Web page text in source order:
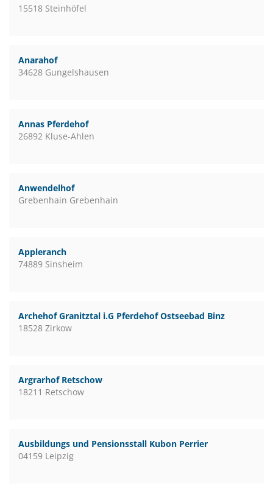
15518 Steinhöfel
Anarahof
34628 Gungelshausen
Annas Pferdehof
26892 Kluse-Ahlen
Anwendelhof
Grebenhain Grebenhain
Appleranch
74889 Sinsheim
Archehof Granitztal i.G Pferdehof Ostseebad Binz
18528 Zirkow
Argrarhof Retschow
18211 Retschow
Ausbildungs und Pensionsstall Kubon Perrier
04159 Leipzig